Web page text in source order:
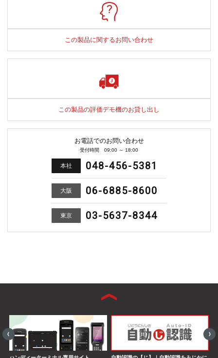
この製品に関するお問い合わせ
この製品の評価デモ機のお貸し出し
お電話でのお問い合わせ
受付時間 09:00 ～ 18:00
本社 048-456-5381
大阪 06-6885-8600
東京 03-5637-8344